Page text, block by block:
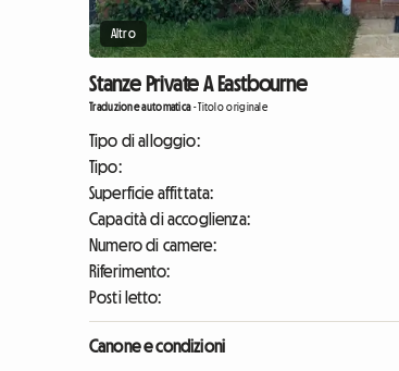
Altro
Stanze Private A Eastbourne
Traduzione automatica-Titolo originale
Tipo di alloggio:
Tipo:
Superficie affittata:
Capacità di accoglienza:
Numero di camere:
Riferimento:
Posti letto:
Canone e condizioni